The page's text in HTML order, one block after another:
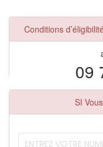
Conditions
09
SI